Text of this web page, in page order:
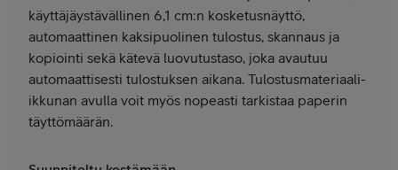
käyttäjäystävällinen 6,1 cm:n kosketusnäyttö,
automaattinen kaksipuolinen tulostus, skannaus ja
kopiointi sekä kätevä luovutustaso, joka avautuu
automaattisesti tulostuksen aikana. Tulostusmateriaali-
ikkunan avulla voit myös nopeasti tarkistaa paperin
täyttömäärän.